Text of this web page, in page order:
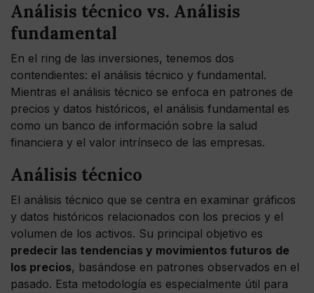
Análisis técnico vs. Análisis
fundamental
En el ring de las inversiones, tenemos dos
contendientes: el análisis técnico y fundamental.
Mientras el análisis técnico se enfoca en patrones de
precios y datos históricos, el análisis fundamental es
como un banco de información sobre la salud
financiera y el valor intrínseco de las empresas.
Análisis técnico
El análisis técnico que se centra en examinar gráficos
y datos históricos relacionados con los precios y el
volumen de los activos. Su principal objetivo es
predecir las tendencias y movimientos futuros de
los precios, basándose en patrones observados en el
pasado. Esta metodología es especialmente útil para